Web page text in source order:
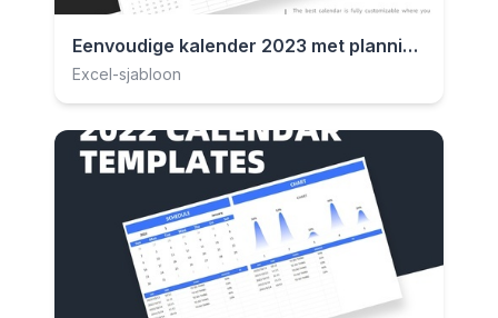
Eenvoudige kalender 2023 met planningslijst
Excel-sjabloon